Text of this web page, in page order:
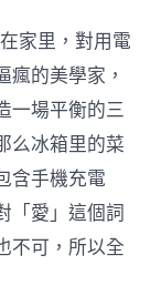
家里，對用電
的美學家，
一場平衡的三
么冰箱里的菜
含手機充電
「愛」這個詞
不可，所以全